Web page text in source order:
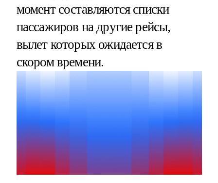
момент составляются списки
пассажиров на другие рейсы,
вылет которых ожидается в
скором времени.